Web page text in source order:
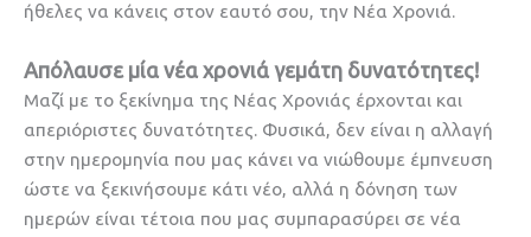
ήθελες να κάνεις στον εαυτό σου, την Νέα Χρονιά.
Απόλαυσε μία νέα χρονιά γεμάτη δυνατότητες!
Μαζί με το ξεκίνημα της Νέας Χρονιάς έρχονται και
απεριόριστες δυνατότητες. Φυσικά, δεν είναι η αλλαγή
στην ημερομηνία που μας κάνει να νιώθουμε έμπνευση
ώστε να ξεκινήσουμε κάτι νέο, αλλά η δόνηση των
ημερών είναι τέτοια που μας συμπαρασύρει σε νέα